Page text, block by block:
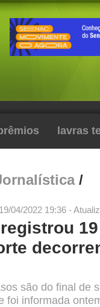
lavras
/
04/2022 19:36 -
são do final de
foi informada